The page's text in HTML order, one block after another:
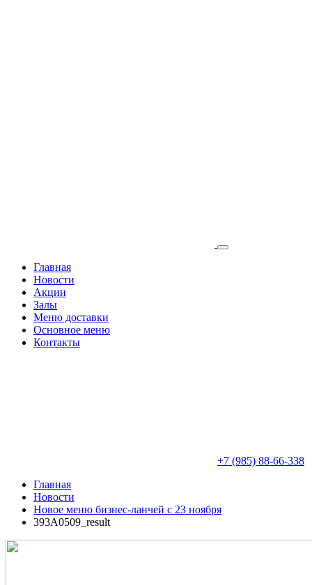
Главная
Новости
Акции
Залы
Меню доставки
Основное меню
Контакты
+7 (985) 88-66-338
Главная
Новости
Новое меню бизнес-ланчей с 23 ноября
393A0509_result